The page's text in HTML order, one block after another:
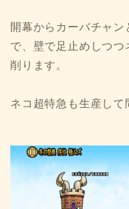
開幕からカーバチャ
で、壁で足止めしつ
削ります。
ネコ超特急も生産して